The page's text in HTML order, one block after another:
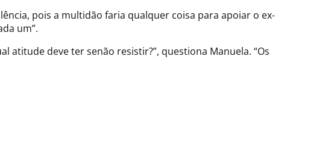
pois a multidão faria qualquer coisa para apoiar o ex-
um”.
atitude deve ter senão resistir?”, questiona Manuela. “Os